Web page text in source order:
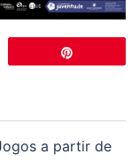
a partir de